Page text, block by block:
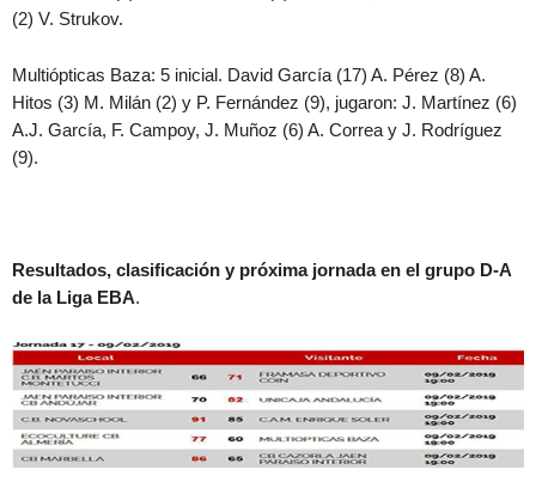
(2) V. Strukov.
Multiópticas Baza: 5 inicial. David García (17) A. Pérez (8) A.
Hitos (3) M. Milán (2) y P. Fernández (9), jugaron: J. Martínez (6)
A.J. García, F. Campoy, J. Muñoz (6) A. Correa y J. Rodríguez
(9).
Resultados, clasificación y próxima jornada en el grupo D-A
de la Liga EBA.